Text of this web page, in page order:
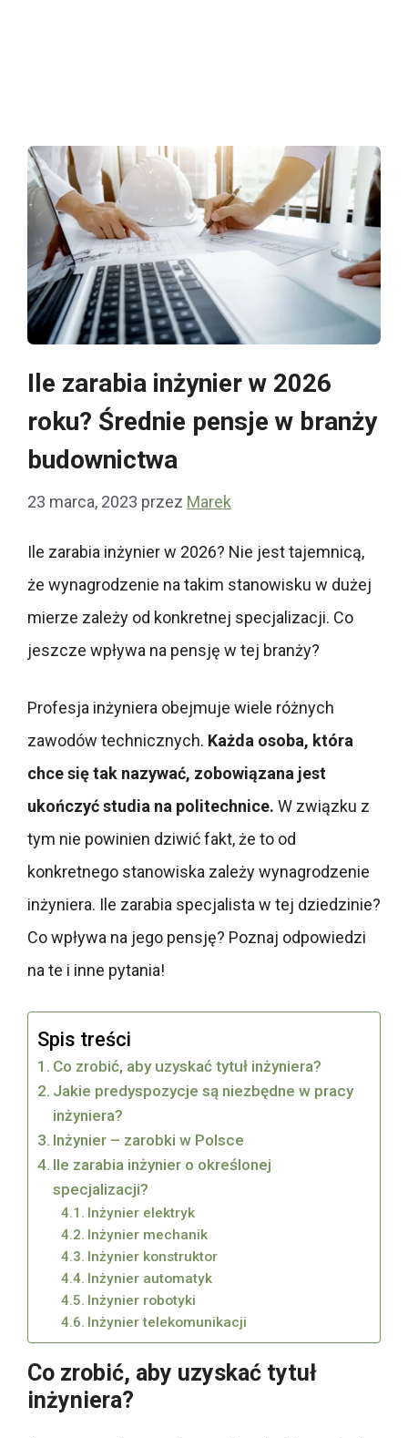
Ile zarabia inżynier w 2026
roku? Średnie pensje w branży
budownictwa
23 marca, 2023 przez Marek
Ile zarabia inżynier w 2026? Nie jest tajemnicą,
że wynagrodzenie na takim stanowisku w dużej
mierze zależy od konkretnej specjalizacji. Co
jeszcze wpływa na pensję w tej branży?
Profesja inżyniera obejmuje wiele różnych
zawodów technicznych. Każda osoba, która
chce się tak nazywać, zobowiązana jest
ukończyć studia na politechnice. W związku z
tym nie powinien dziwić fakt, że to od
konkretnego stanowiska zależy wynagrodzenie
inżyniera. Ile zarabia specjalista w tej dziedzinie?
Co wpływa na jego pensję? Poznaj odpowiedzi
na te i inne pytania!
Spis treści
Co zrobić, aby uzyskać tytuł inżyniera?
Jakie predyspozycje są niezbędne w pracy
inżyniera?
Inżynier – zarobki w Polsce
Ile zarabia inżynier o określonej
specjalizacji?
Inżynier elektryk
Inżynier mechanik
Inżynier konstruktor
Inżynier automatyk
Inżynier robotyki
Inżynier telekomunikacji
Co zrobić, aby uzyskać tytuł
inżyniera?